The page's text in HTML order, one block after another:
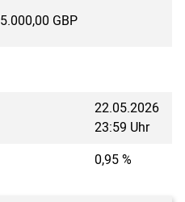
5.000,00 GBP
22.05.2026
23:59 Uhr
0,95 %